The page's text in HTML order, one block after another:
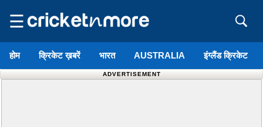
☰
होम क्रिकेट ख़बरें भारत AUSTRALIA इंग्लैंड क्रिकेट
ADVERTISEMENT